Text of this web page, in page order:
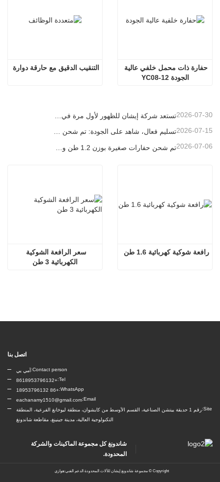
التنقيب الدقيق مع حارقة دوارة
الجودة YC08-12
2026-07-30
تسليم فعال، شاهد على الجودة: تم شحن 14 حفارة صغيرة بوزن 1.8 طن بنجاح! 2026-07-15
2026-07-06
الكهربائية 3 طن
رافعة شوكية كهربائية 1.6 طن
اتصل بنا
Contact person: آمي يي
Tel:
+8618953796132
WhatsApp:
+86 18953796132
Email:
eachanamy1510@gmail.com
Site:
رقم 1 حديقة ييتشن الصناعية، القسم الأوسط من كايشوان، منطقة ليوخانغ الفرعية، المنطقة
التكنولوجية العالية، مدينة جينينغ، مقاطعة شاندونغ
شاندونغ كل مجموعة الماكينات والشركة
المحدودة.
Copyright © مجموعة شاندونغ إيشان للآلات المحدودة الدعم الفني:هوازي